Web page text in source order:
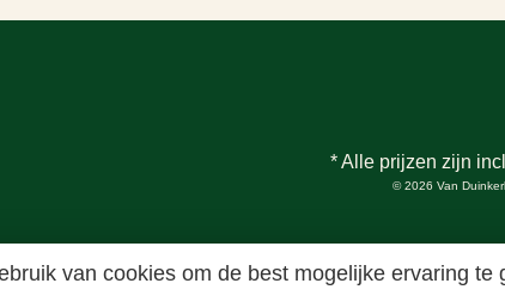
* Alle prijzen zijn
© 2026 Van
van cookies om de best mogelijke ervaring te